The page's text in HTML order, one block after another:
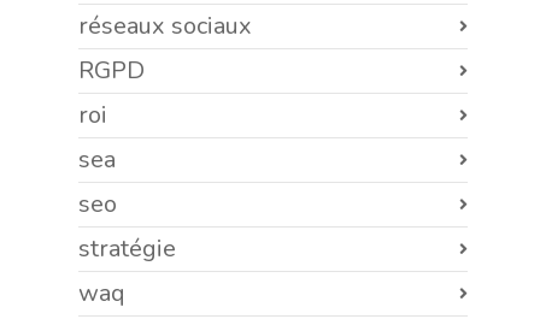
réseaux sociaux
RGPD
roi
sea
seo
stratégie
waq